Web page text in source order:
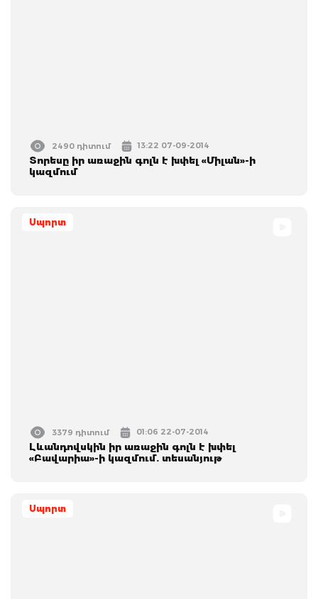
2490 դիտում 13:22 07-09-2014
Տորեսը իր առաջին գոլն է խփել «Միլան»-ի
կազմում
Սպորտ
3379 դիտում 01:06 22-07-2014
Լևանդովսկին իր առաջին գոլն է խփել
«Բավարիա»-ի կազմում. տեսանյութ
Սպորտ